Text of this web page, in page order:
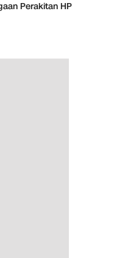
Perakitan HP